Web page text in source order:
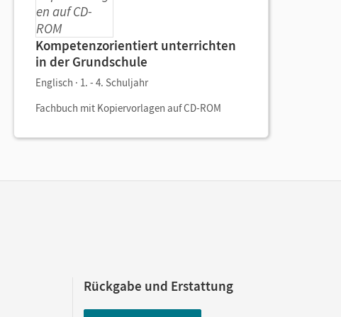
Kompetenzorientiert unterrichten
in der Grundschule
Englisch · 1. - 4. Schuljahr
Fachbuch mit Kopiervorlagen auf CD-ROM
Rückgabe und Erstattung